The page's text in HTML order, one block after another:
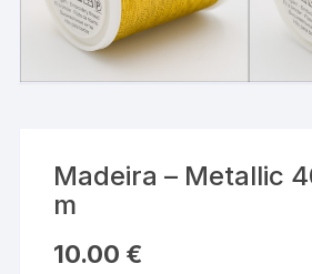
Madeira – Metallic
m
10.00 €